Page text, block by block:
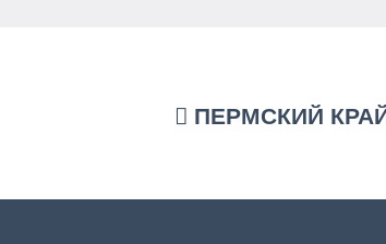
ПЕРМСКИЙ